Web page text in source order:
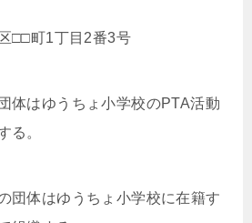
1丁目2番3号
体はゆうちょ小学校のPTA活動
る。
団体はゆうちょ小学校に在籍す